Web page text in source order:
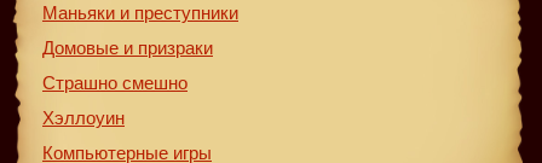
Маньяки и преступники
Домовые и призраки
Страшно смешно
Хэллоуин
Компьютерные игры